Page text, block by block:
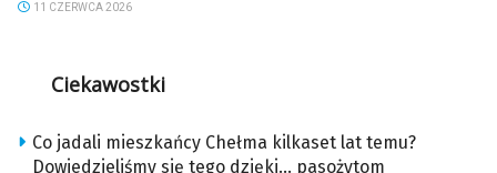
11 CZERWCA 2026
Ciekawostki
Co jadali mieszkańcy Chełma kilkaset lat temu?
Dowiedzieliśmy się tego dzięki… pasożytom